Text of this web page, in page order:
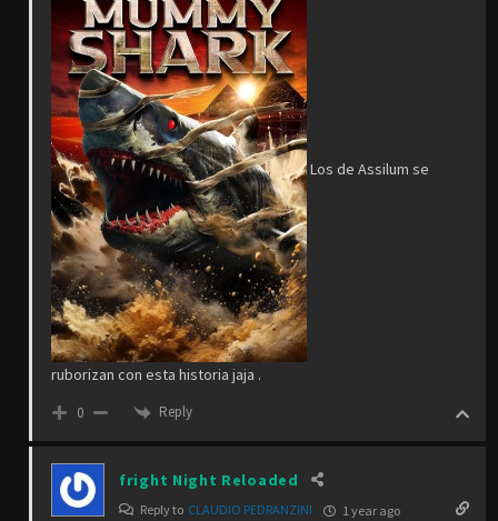
Los de Assilum se
ruborizan con esta historia jaja .
0 Reply
fright Night Reloaded
Reply to CLAUDIO PEDRANZINI 1 year ago